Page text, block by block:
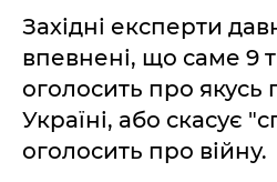
Західні експерти
впевнені, що саме 9
оголосить про якусь
Україні, або скасує
оголосить про війну.